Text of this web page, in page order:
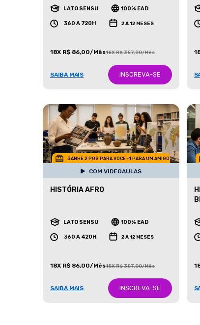
LATO SENSU 100% EAD
360 A 720H 2 A 12 MESES
18X R$ 86,00/Mês18X R$ 387,00/Mês
SAIBA MAIS INSCREVA-SE
GANHE 2 POS PARA VOCE +1 PARA UM AMIGO
COM VIDEOAULAS
HISTÓRIA AFRO
LATO SENSU 100% EAD
360 A 420H 2 A 12 MESES
18X R$ 86,00/Mês18X R$ 387,00/Mês
SAIBA MAIS INSCREVA-SE